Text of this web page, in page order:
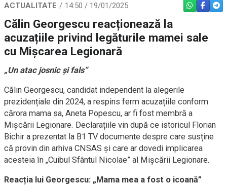
ACTUALITATE 14:50 / 19/01/2025 WHATSAPP
Călin Georgescu reacționează la
acuzațiile privind legăturile mamei sale
cu Mișcarea Legionară
„Un atac josnic și fals”
Călin Georgescu, candidat independent la alegerile
prezidențiale din 2024, a respins ferm acuzațiile conform
cărora mama sa, Aneta Popescu, ar fi fost membră a
Mișcării Legionare. Declarațiile vin după ce istoricul Florian
Bichir a prezentat la B1 TV documente despre care susține
că provin din arhiva CNSAS și care ar dovedi implicarea
acesteia în „Cuibul Sfântul Nicolae” al Mișcării Legionare.
Reacția lui Georgescu: „Mama mea a fost o icoană”